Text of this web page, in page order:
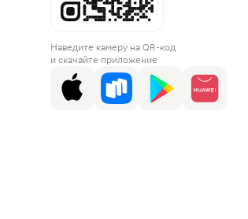
Наведите камеру на QR-код
и скачайте приложение